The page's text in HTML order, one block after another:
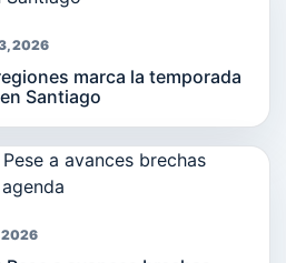
2026
marca la temporada
Santiago
2026